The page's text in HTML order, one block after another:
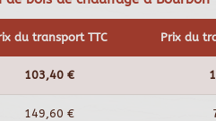
du transport TTC Prix du
103,40 €
149,60 €